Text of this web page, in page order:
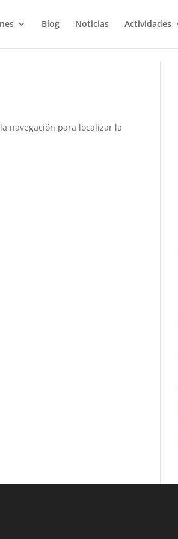
Blog Noticias Actividades
navegación para localizar la